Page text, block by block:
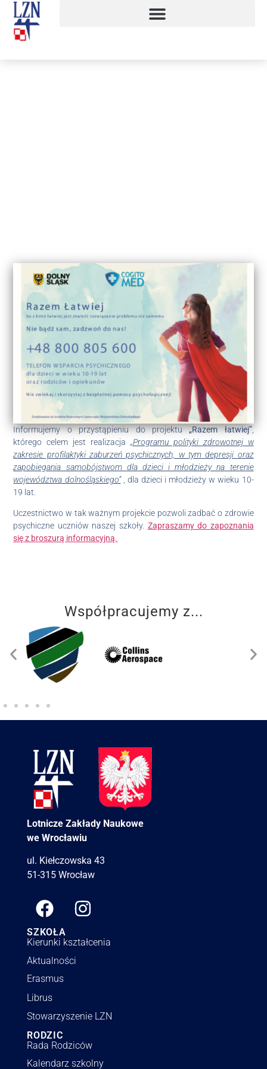
Informujemy o przystąpieniu do projektu„Razem łatwiej”,
którego celem jest realizacja „Programu polityki zdrowotnej w
zakresie profilaktyki zaburzeń psychicznych, w tym depresji oraz
zapobiegania samobójstwom dla dzieci i młodzieży na terenie
województwa dolnośląskiego”, dla dzieci i młodzieży w wieku 10-
19 lat.
Uczestnictwo w tak ważnym projekcie pozwoli zadbać o zdrowie
psychiczne uczniów naszej szkoły. Zapraszamy do zapoznania
się z broszurą informacyjną.
Współpracujemy z...
Lotnicze Zakłady Naukowe
we Wrocławiu
ul. Kiełczowska 43
51-315 Wrocław
SZKOŁA
Kierunki kształcenia
Aktualności
Erasmus
Librus
Stowarzyszenie LZN
RODZIC
Rada Rodziców
Kalendarz szkolny